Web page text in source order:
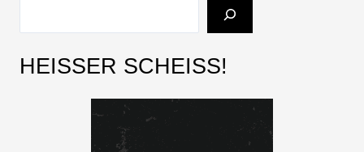
HEISSER SCHEISS!